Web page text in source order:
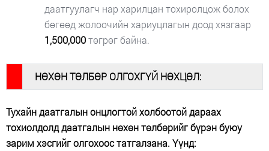
даатгуулагч нар харилцан тохиролцож болох
бөгөөд жолоочийн хариуцлагын доод хязгаар
1,500,000төгрөг байна.
НӨХӨН ТӨЛБӨР ОЛГОХГҮЙ НӨХЦӨЛ:
Тухайн даатгалын онцлогтой холбоотой дараах
тохиолдолд даатгалын нөхөн төлбөрийг бүрэн буюу
зарим хэсгийг олгохоос татгалзана. Үүнд: